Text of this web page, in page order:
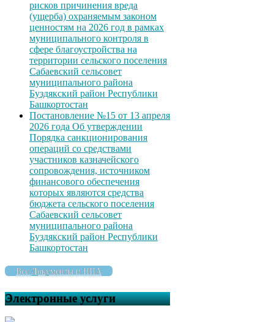
рисков причинения вреда
(ущерба) охраняемым законом
ценностям на 2026 год в рамках
муниципального контроля в
сфере благоустройства на
территории сельского поселения
Сабаевский сельсовет
муниципального района
Буздякский район Республики
Башкортостан
Постановление №15 от 13 апреля
2026 года Об утверждении
Порядка санкционирования
операций со средствами
участников казначейского
сопровождения, источником
финансового обеспечения
которых являются средства
бюджета сельского поселения
Сабаевский сельсовет
муниципального района
Буздякский район Республики
Башкортостан
Все Документы и НПА
Электронные услуги